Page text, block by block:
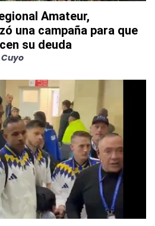
Amateur,
una campaña para que
su deuda